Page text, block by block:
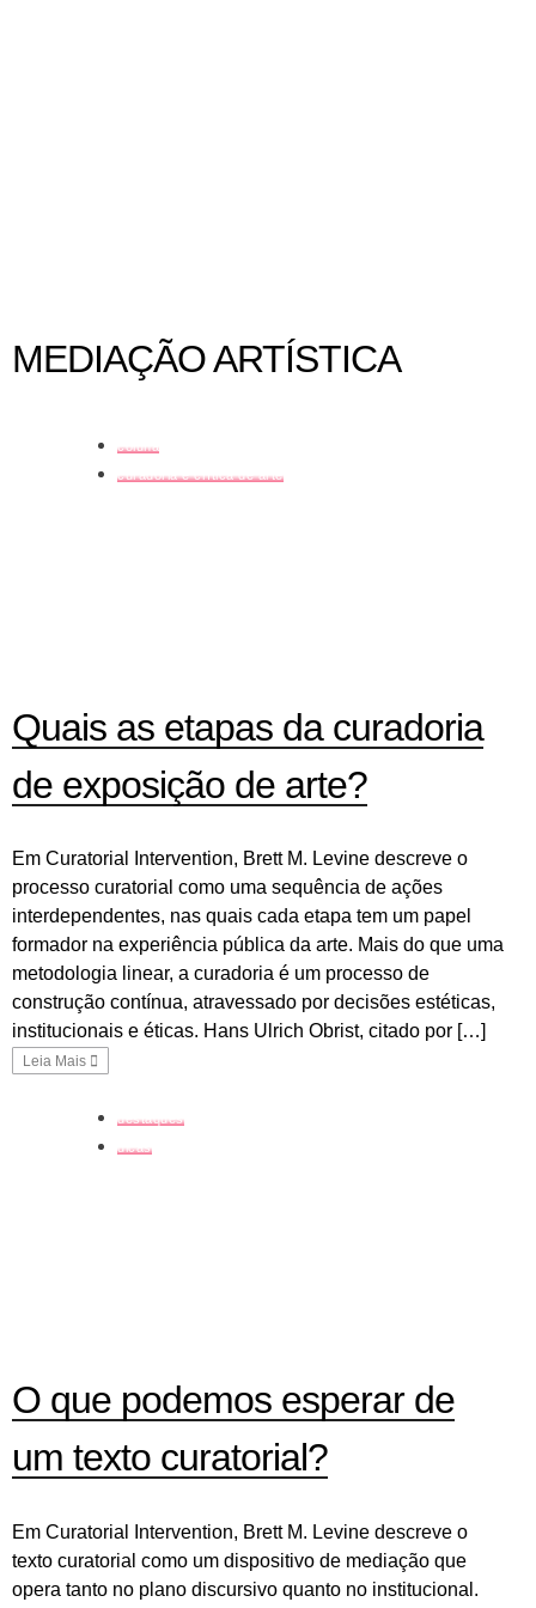
MEDIAÇÃO ARTÍSTICA
coluna
curadoria e crítica de arte
Quais as etapas da curadoria
de exposição de arte?
Em Curatorial Intervention, Brett M. Levine descreve o
processo curatorial como uma sequência de ações
interdependentes, nas quais cada etapa tem um papel
formador na experiência pública da arte. Mais do que uma
metodologia linear, a curadoria é um processo de
construção contínua, atravessado por decisões estéticas,
institucionais e éticas. Hans Ulrich Obrist, citado por […]
Leia Mais
destaques
dicas
O que podemos esperar de
um texto curatorial?
Em Curatorial Intervention, Brett M. Levine descreve o
texto curatorial como um dispositivo de mediação que
opera tanto no plano discursivo quanto no institucional.